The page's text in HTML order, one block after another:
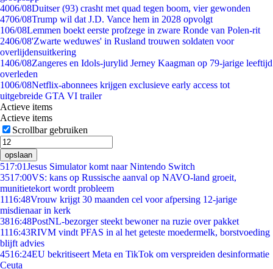
4006/08Duitser (93) crasht met quad tegen boom, vier gewonden
4706/08Trump wil dat J.D. Vance hem in 2028 opvolgt
106/08Lemmen boekt eerste profzege in zware Ronde van Polen-rit
2406/08'Zwarte weduwes' in Rusland trouwen soldaten voor
overlijdensuitkering
1406/08Zangeres en Idols-jurylid Jerney Kaagman op 79-jarige leeftijd
overleden
1006/08Netflix-abonnees krijgen exclusieve early access tot
uitgebreide GTA VI trailer
Actieve items
Actieve items
Scrollbar gebruiken
opslaan
517:01Jesus Simulator komt naar Nintendo Switch
3517:00VS: kans op Russische aanval op NAVO-land groeit,
munitietekort wordt probleem
1116:48Vrouw krijgt 30 maanden cel voor afpersing 12-jarige
misdienaar in kerk
3816:48PostNL-bezorger steekt bewoner na ruzie over pakket
1116:43RIVM vindt PFAS in al het geteste moedermelk, borstvoeding
blijft advies
4516:24EU bekritiseert Meta en TikTok om verspreiden desinformatie
Ceuta